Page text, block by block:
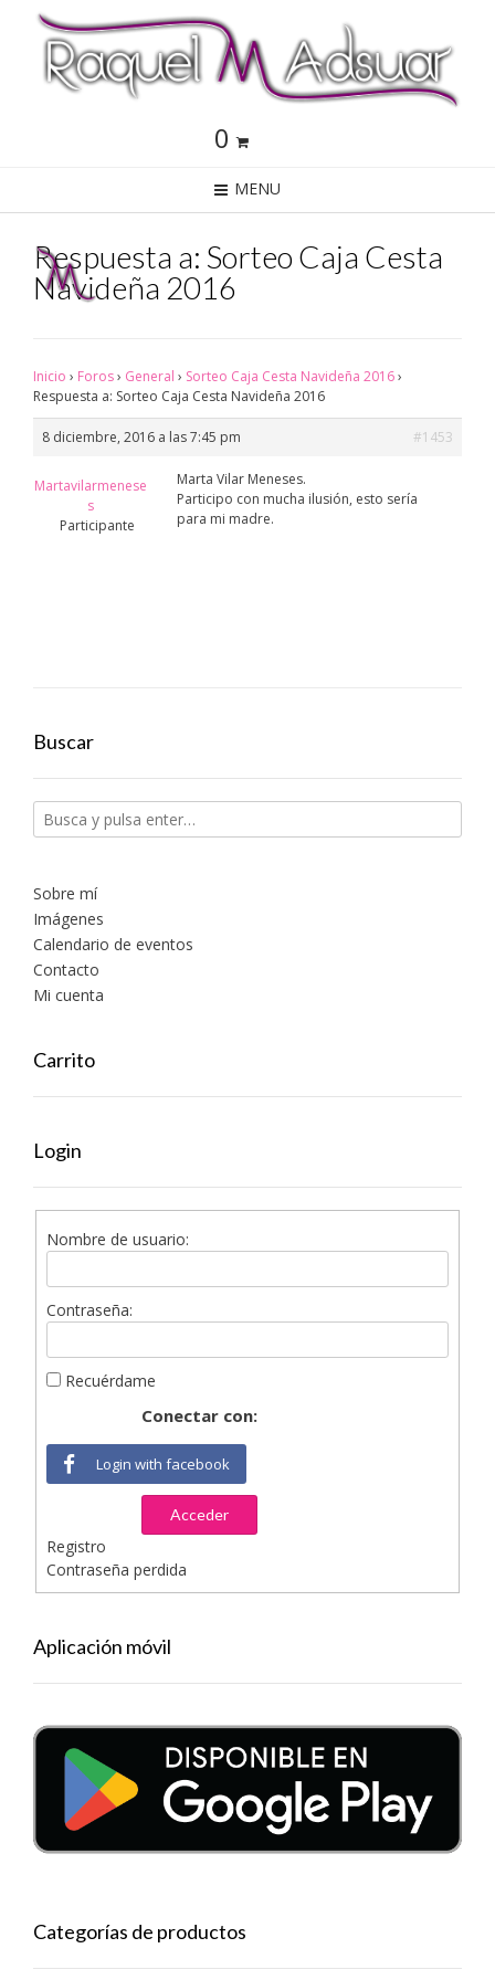
0
MENU
Respuesta a: Sorteo Caja Cesta
Navideña 2016
Inicio › Foros› General › Sorteo Caja Cesta Navideña 2016›
Respuesta a: Sorteo Caja Cesta Navideña 2016
8 diciembre, 2016 a las 7:45 pm #1453
Martavilarmenese
s
Participante
Marta Vilar Meneses.
Participo con mucha ilusión, esto sería
para mi madre.
Buscar
Sobre mí
Imágenes
Calendario de eventos
Contacto
Mi cuenta
Carrito
Login
Nombre de usuario:
Contraseña:
Recuérdame
Conectar con:
Login with facebook
Acceder
Registro
Contraseña perdida
Aplicación móvil
Categorías de productos